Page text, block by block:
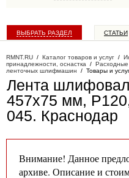
ВЫБРАТЬ РАЗДЕЛ СТАТЬИ
RMNT.RU / Каталог товаров и услуг /
принадлежности, оснастка /
ленточных шлифмашин / Товары и
Лента
457х75 мм,
045. Краснодар
Внимание! Данное
архиве. Описание и